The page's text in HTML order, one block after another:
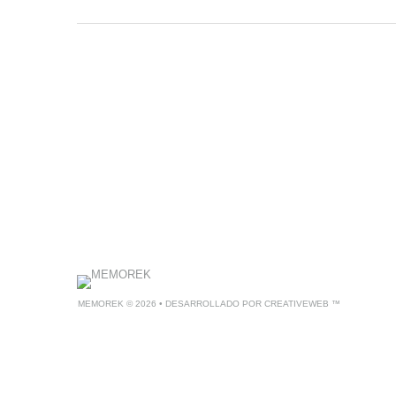
MEMOREK © 2026 • DESARROLLADO POR CREATIVEWEB ™